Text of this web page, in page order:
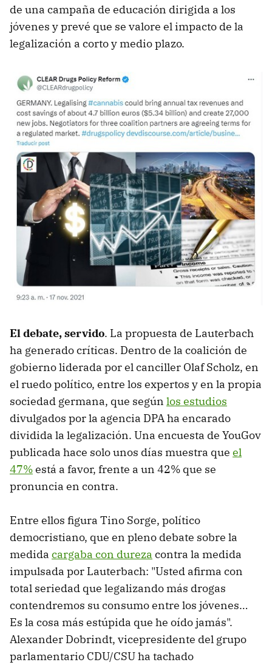
de una campaña de educación dirigida a los
jóvenes y prevé que se valore el impacto de la
legalización a corto y medio plazo.
El debate, servido. La propuesta de Lauterbach
ha generado críticas. Dentro de la coalición de
gobierno liderada por el canciller Olaf Scholz, en
el ruedo político, entre los expertos y en la propia
sociedad germana, que según los estudios
divulgados por la agencia DPA ha encarado
dividida la legalización. Una encuesta de YouGov
publicada hace solo unos días muestra que el
47%está a favor, frente a un 42% que se
pronuncia en contra.
Entre ellos figura Tino Sorge, político
democristiano, que en pleno debate sobre la
medida cargaba con dureza contra la medida
impulsada por Lauterbach: "Usted afirma con
total seriedad que legalizando más drogas
contendremos su consumo entre los jóvenes…
Es la cosa más estúpida que he oído jamás".
Alexander Dobrindt, vicepresidente del grupo
parlamentario CDU/CSU ha tachado